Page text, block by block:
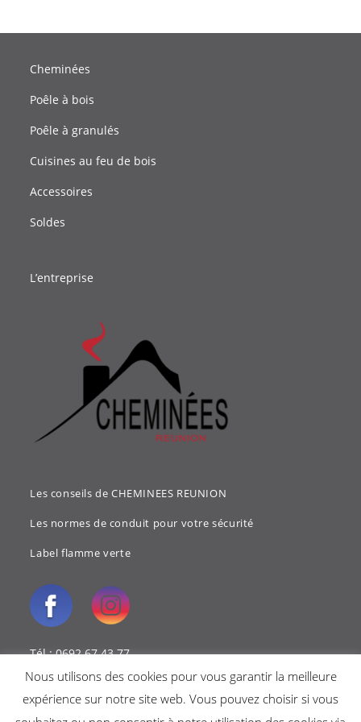
Cheminées
Poêle à bois
Poêle à granulés
Cuisines au feu de bois
Accessoires
Soldes
L’entreprise
Les conseils de CHEMINEES REUNION
Les normes de conduit pour votre sécurité
Label flamme verte
Tél : 0692 67 43 77
Mail : cheminees.reunion@gmail.com
Nous utilisons des cookies pour vous garantir la meilleure
expérience sur notre site web. Vous pouvez choisir si vous